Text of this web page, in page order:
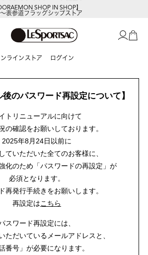
SHOP IN SHOP】
表参道フラッグシップストア
ラインストア ログイン
後のパスワード再設定について】
トリニューアルに向けて
の確認をお願いしております。
2025年8月24日以前に
ていただいた全てのお客様に、
化のため「パスワードの再設定」が
必須となります。
再発行手続きをお願いします。
再設定はこちら
スワード再設定には、
ただいているメールアドレスと、
話番号」が必要になります。